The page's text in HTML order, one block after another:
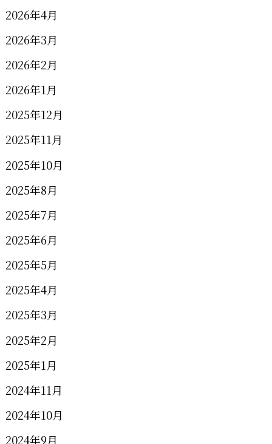
2026年4月
2026年3月
2026年2月
2026年1月
2025年12月
2025年11月
2025年10月
2025年8月
2025年7月
2025年6月
2025年5月
2025年4月
2025年3月
2025年2月
2025年1月
2024年11月
2024年10月
2024年9月